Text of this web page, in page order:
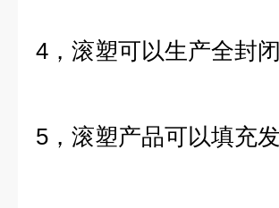
4，滚塑可以生产全封
5，滚塑产品可以填充